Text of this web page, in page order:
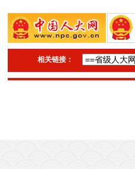
相关链接：